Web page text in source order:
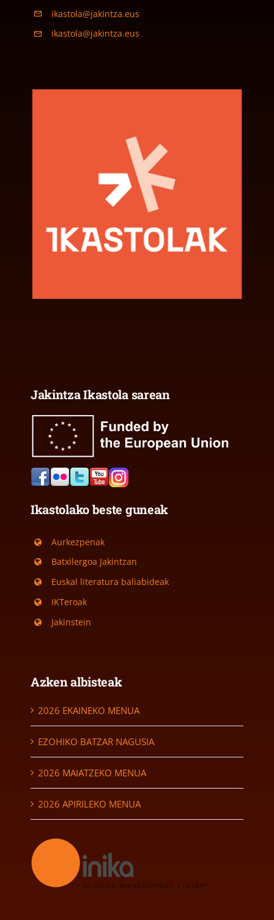
ikastola@jakintza.eus
ikastola@jakintza.eus
Jakintza Ikastola sarean
Ikastolako beste guneak
Aurkezpenak
Batxilergoa Jakintzan
Euskal literatura baliabideak
IKTeroak
Jakinstein
Azken albisteak
2026 EKAINEKO MENUA
EZOHIKO BATZAR NAGUSIA
2026 MAIATZEKO MENUA
2026 APIRILEKO MENUA